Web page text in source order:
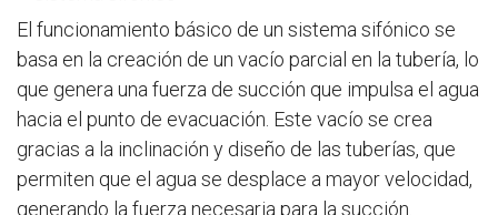
El funcionamiento básico de un sistema sifónico se
basa en la creación de un vacío parcial en la tubería, lo
que genera una fuerza de succión que impulsa el agua
hacia el punto de evacuación. Este vacío se crea
gracias a la inclinación y diseño de las tuberías, que
permiten que el agua se desplace a mayor velocidad,
generando la fuerza necesaria para la succión.